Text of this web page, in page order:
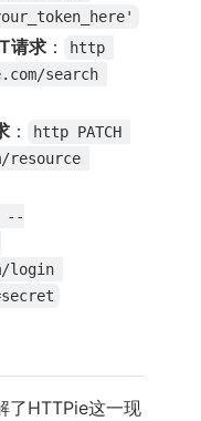
请求 ：
http
search
：
http PATCH
resource
--
login
了HTTPie这一现